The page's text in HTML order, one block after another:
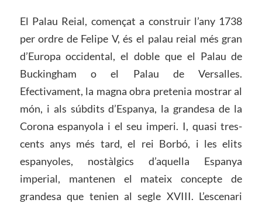
El Palau Reial, començat a construir l’any 1738
per ordre de Felipe V, és el palau reial més gran
d’Europa occidental, el doble que el Palau de
Buckingham o el Palau de Versalles.
Efectivament, la magna obra pretenia mostrar al
món, i als súbdits d’Espanya, la grandesa de la
Corona espanyola i el seu imperi. I, quasi tres-
cents anys més tard, el rei Borbó, i les elits
espanyoles, nostàlgics d’aquella Espanya
imperial, mantenen el mateix concepte de
grandesa que tenien al segle XVIII. L’escenari